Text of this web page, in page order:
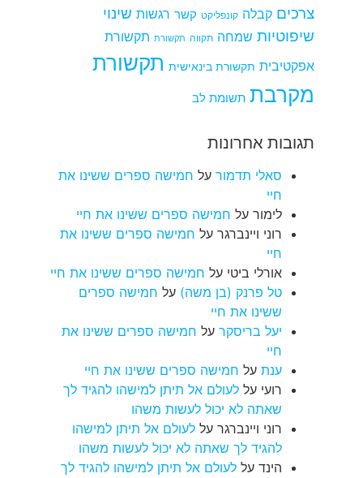
צרכים קבלה קונפליקט קשר רגשות שינוי
שיפוטיות שמחה תקווה תקשורת תקשורת
אפקטיבית תקשורת בינאישית תקשורת
מקרבת תשומת לב
תגובות אחרונות
סאלי תדמור על חמישה ספרים ששינו את
חיי
לימור על חמישה ספרים ששינו את חיי
רוני ויינברגר על חמישה ספרים ששינו את
חיי
אורלי ביטי על חמישה ספרים ששינו את חיי
טל פרנק (בן משה) על חמישה ספרים
ששינו את חיי
יעל בריסקר על חמישה ספרים ששינו את
חיי
ענת על חמישה ספרים ששינו את חיי
רועי על לעולם אל תיתן למישהו להגיד לך
שאתה לא יכול לעשות משהו
רוני ויינברגר על לעולם אל תיתן למישהו
להגיד לך שאתה לא יכול לעשות משהו
הינד על לעולם אל תיתן למישהו להגיד לך